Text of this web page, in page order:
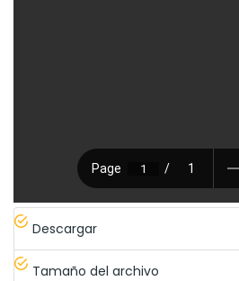
Descargar
Tamaño del archivo